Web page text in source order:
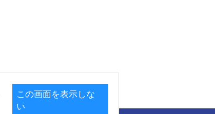
この画面を表示しな
い